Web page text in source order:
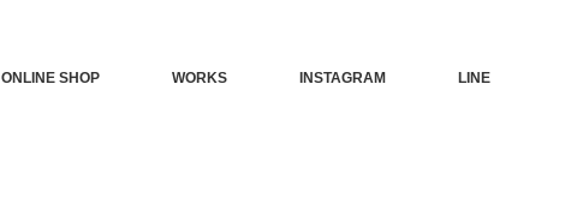
ONLINE SHOP WORKS INSTAGRAM LINE